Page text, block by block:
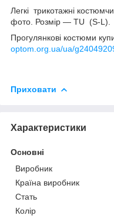
Легкі трикотажні
фото. Розмір — TU (S-L).
Прогулянкові костюми
optom.org.ua/ua/
Приховати
Характеристики
Основні
Виробник
Країна виробник
Стать
Колір